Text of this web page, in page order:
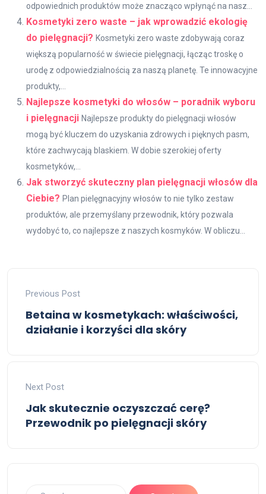
odpowiednich produktów może znacząco wpłynąć na nasz...
Kosmetyki zero waste – jak wprowadzić ekologię
do pielęgnacji? Kosmetyki zero waste zdobywają coraz
większą popularność w świecie pielęgnacji, łącząc troskę o
urodę z odpowiedzialnością za naszą planetę. Te innowacyjne
produkty,...
Najlepsze kosmetyki do włosów – poradnik wyboru
i pielęgnacji Najlepsze produkty do pielęgnacji włosów
mogą być kluczem do uzyskania zdrowych i pięknych pasm,
które zachwycają blaskiem. W dobie szerokiej oferty
kosmetyków,...
Jak stworzyć skuteczny plan pielęgnacji włosów dla
Ciebie? Plan pielęgnacyjny włosów to nie tylko zestaw
produktów, ale przemyślany przewodnik, który pozwala
wydobyć to, co najlepsze z naszych kosmyków. W obliczu...
Previous Post
Betaina w kosmetykach: właściwości,
działanie i korzyści dla skóry
Next Post
Jak skutecznie oczyszczać cerę?
Przewodnik po pielęgnacji skóry